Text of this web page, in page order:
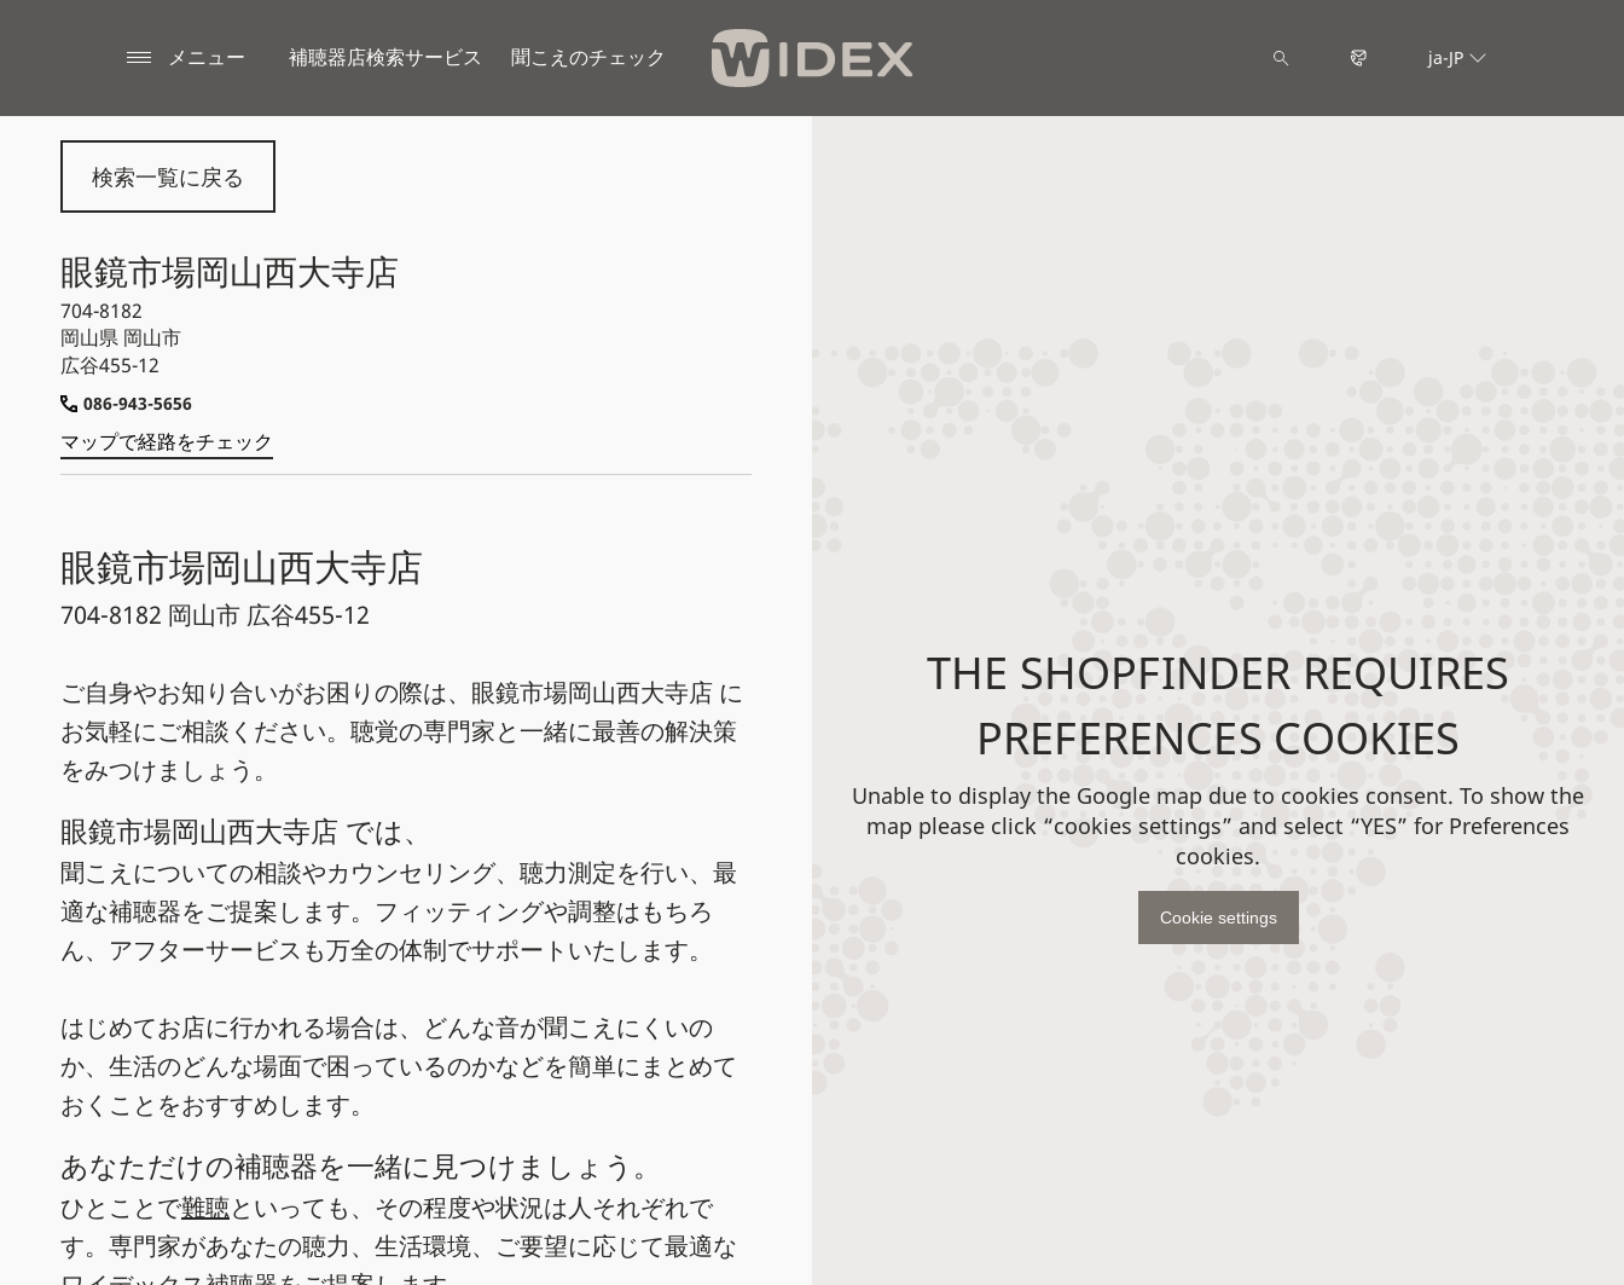
メニュー 補聴器店検索サービス 聞こえのチェック​ ja-JP
検索一覧に戻る
眼鏡市場岡山西大寺店
704-8182
岡山県 岡山市
広谷455-12
086-943-5656
マップで経路をチェック
眼鏡市場岡山西大寺店
704-8182 岡山市 広谷455-12
ご自身やお知り合いがお困りの際は、眼鏡市場岡山西大寺店 に
お気軽にご相談ください。聴覚の専門家と一緒に最善の解決策
をみつけましょう。
眼鏡市場岡山西大寺店 では、
聞こえについての相談やカウンセリング、聴力測定を行い、最
適な補聴器をご提案します。フィッティングや調整はもちろ
ん、アフターサービスも万全の体制でサポートいたします。
はじめてお店に行かれる場合は、どんな音が聞こえにくいの
か、生活のどんな場面で困っているのかなどを簡単にまとめて
おくことをおすすめします。
あなただけの補聴器を一緒に見つけましょう。
ひとことで難聴といっても、その程度や状況は人それぞれで
す。専門家があなたの聴力、生活環境、ご要望に応じて最適な
THE SHOPFINDER REQUIRES
PREFERENCES COOKIES
Unable to display the Google map due to cookies consent. To show the
map please click “cookies settings” and select “YES” for Preferences
cookies.
Cookie settings